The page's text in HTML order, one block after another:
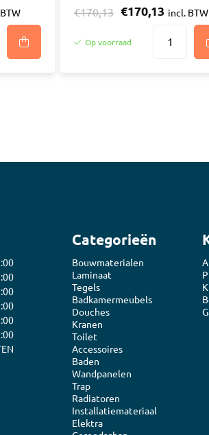
€170,13 €170,13 incl. BTW
Op voorraad
Categorieën
Bouwmaterialen
Laminaat
Tegels
Badkamermeubels
Douches
Kranen
Toilet
Accessoires
Baden
Wandpanelen
Trap
Radiatoren
Installatiemateriaal
Elektra